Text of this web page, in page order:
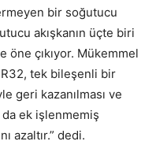
bir soğutucu
akışkanın üçte biri
öne çıkıyor. Mükemmel
tek bileşenli bir
geri kazanılması ve
ek işlenmemiş
azaltır.” dedi.